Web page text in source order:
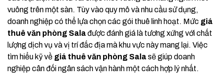
vuông trên một sàn. Tùy vào quy mô và nhu cầu sử dụng,
doanh nghiệp có thể lựa chọn các gói thuê linh hoạt. Mức giá
thuê văn phòng Salađược đánh giá là tương xứng với chất
lượng dịch vụ và vị trí đắc địa mà khu vực này mang lại. Việc
tìm hiểu kỹ về giá thuê văn phòng Salasẽ giúp doanh
nghiệp cân đối ngân sách vận hành một cách hợp lý nhất.